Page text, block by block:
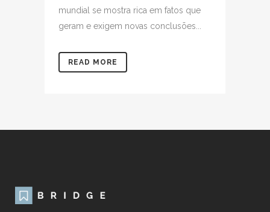
mundial se mostra rica em fatos que
geram e exigem novas conclusões...
READ MORE